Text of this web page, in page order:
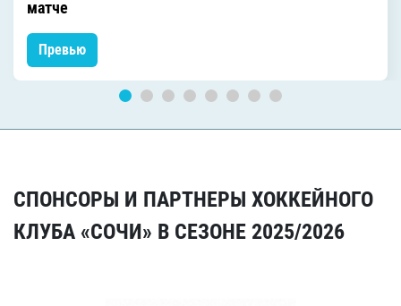
матче
Превью
СПОНСОРЫ И ПАРТНЕРЫ ХОККЕЙНОГО
КЛУБА «СОЧИ» В СЕЗОНЕ 2025/2026